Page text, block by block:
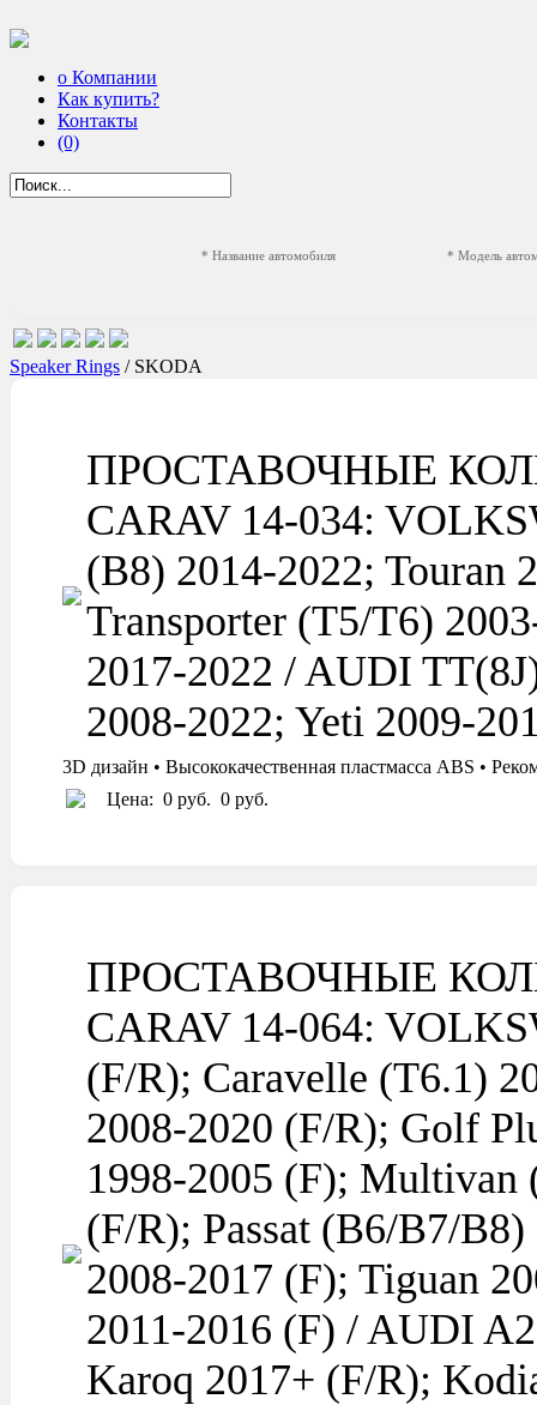
о Компании
Как купить?
Контакты
(0)
* Название автомобиля * Модель
Speaker Rings / SKODA
ПРОСТАВОЧНЫЕ
CARAV 14-034:
(B8) 2014-2022; Touran
Transporter (T5/T6)
2017-2022 / AUDI
2008-2022; Yeti 2009-
3D дизайн • Высококачественная пластмасса ABS •
Цена: 0 руб. 0 руб.
ПРОСТАВОЧНЫЕ
CARAV 14-064:
(F/R); Caravelle (T6.1)
2008-2020 (F/R); Golf
1998-2005 (F); Multivan
(F/R); Passat (B6/B7/
2008-2017 (F); Tiguan
2011-2016 (F) / AUDI
Karoq 2017+ (F/R);